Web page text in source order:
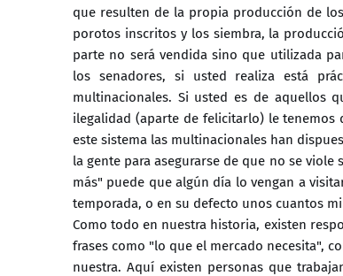
que resulten de la propia producción de
porotos inscritos y los siembra, la
parte no será vendida sino que utilizada
los senadores, si usted realiza está
multinacionales. Si usted es de aquellos
ilegalidad (aparte de felicitarlo) le
este sistema las multinacionales han
la gente para asegurarse de que no se
más" puede que algún día lo vengan a
temporada, o en su defecto unos cuantos
Como todo en nuestra historia, existen
frases como "lo que el mercado necesita",
nuestra. Aquí existen personas que